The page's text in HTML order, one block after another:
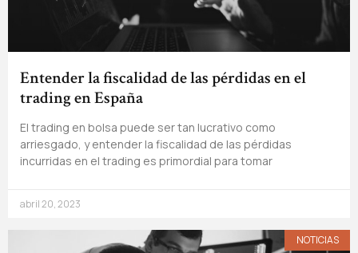
Entender la fiscalidad de las pérdidas en el
trading en España
El trading en bolsa puede ser tan lucrativo como
arriesgado, y entender la fiscalidad de las pérdidas
incurridas en el trading es primordial para tomar
abril 20, 2023
NOTICIAS